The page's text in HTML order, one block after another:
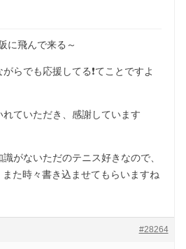
に飛んで来る～
らでも応援してる❗てことですよ
ていただき、感謝しています
がないただのテニス好きなので、
た時々書き込ませてもらいますね
#28264